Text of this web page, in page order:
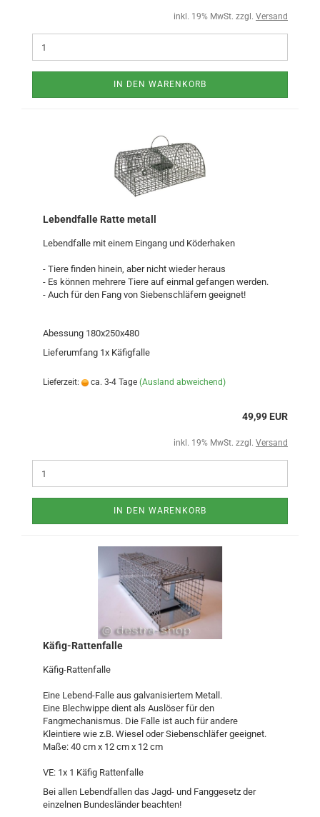
inkl. 19% MwSt. zzgl. Versand
IN DEN WARENKORB
Lebendfalle Ratte metall
Lebendfalle mit einem Eingang und Köderhaken
- Tiere finden hinein, aber nicht wieder heraus
- Es können mehrere Tiere auf einmal gefangen werden.
- Auch für den Fang von Siebenschläfern geeignet!
Abessung 180x250x480
Lieferumfang 1x Käfigfalle
Lieferzeit: ca. 3-4 Tage (Ausland abweichend)
49,99 EUR
inkl. 19% MwSt. zzgl. Versand
IN DEN WARENKORB
Käfig-Rattenfalle
Käfig-Rattenfalle
Eine Lebend-Falle aus galvanisiertem Metall.
Eine Blechwippe dient als Auslöser für den
Fangmechanismus. Die Falle ist auch für andere
Kleintiere wie z.B. Wiesel oder Siebenschläfer geeignet.
Maße: 40 cm x 12 cm x 12 cm
VE: 1x 1 Käfig Rattenfalle
Bei allen Lebendfallen das Jagd- und Fanggesetz der
einzelnen Bundesländer beachten!